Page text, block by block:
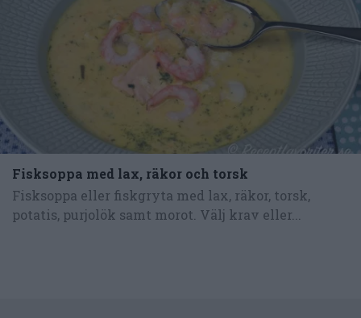
Fisksoppa med lax, räkor och torsk
Fisksoppa eller fiskgryta med lax, räkor, torsk,
potatis, purjolök samt morot. Välj krav eller...